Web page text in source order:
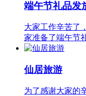
端午节礼品发
大家工作辛苦了
家准备了端午节
仙居旅游
为了感谢大家的